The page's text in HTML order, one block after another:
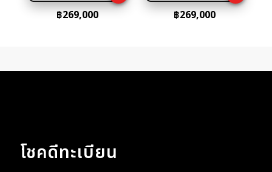
฿269,000 ฿269,000
โชคดีทะเบียน